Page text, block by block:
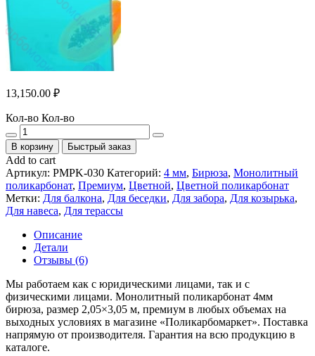
13,150.00 ₽
Кол-во Кол-во
В корзину Быстрый заказ
Add to cart
Артикул: PMPK-030 Категорий: 4 мм, Бирюза, Монолитный
поликарбонат, Премиум, Цветной, Цветной поликарбонат
Метки: Для балкона, Для беседки, Для забора, Для козырька,
Для навеса, Для терассы
Описание
Детали
Отзывы (6)
Мы работаем как с юридическими лицами, так и с
физическими лицами. Монолитный поликарбонат 4мм
бирюза, размер 2,05×3,05 м, премиум в любых объемах на
выходных условиях в магазине «Поликарбомаркет». Поставка
напрямую от производителя. Гарантия на всю продукцию в
каталоге.